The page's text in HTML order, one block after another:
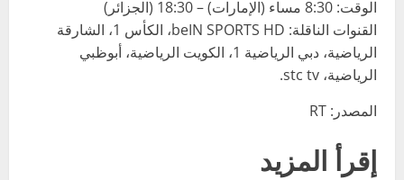
الوقت: 8:30 مساء (الإمارات) – 18:30 (الجزائر)
القنوات الناقلة: beIN SPORTS HD، الكأس 1، الشارقة
الرياضية، دبي الرياضية 1، الكويت الرياضية، أبوظبي
الرياضية، stc tv.
المصدر: RT
إقرأ المزيد